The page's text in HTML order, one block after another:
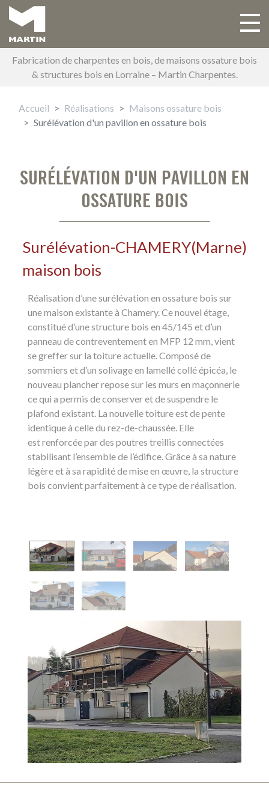
Aller
au
contenu
principal
Main navigation Toggle
Fabrication de charpentes en bois, de maisons ossature bois
& structures bois en Lorraine – Martin Charpentes.
Accueil Réalisations
Maisons ossature bois
Surélévation d'un pavillon en ossature bois
SURÉLÉVATION D'UN PAVILLON EN
OSSATURE BOIS
Surélévation
maison bois
-CHAMERY(Marne)
Réalisation d’une surélévation en ossature bois sur
une maison existante à Chamery. Ce nouvel étage,
constitué d’une structure bois en 45/145 et d’un
panneau de contreventement en MFP 12 mm, vient
se greffer sur la toiture actuelle. Composé de
sommiers et d’un solivage en lamellé collé épicéa, le
nouveau plancher repose sur les murs en maçonnerie
ce qui a permis de conserver et de suspendre le
plafond existant. La nouvelle toiture est de pente
identique à celle du rez-de-chaussée. Elle
est renforcée par des poutres treillis connectées
stabilisant l’ensemble de l’édifice. Grâce à sa nature
légère et à sa rapidité de mise en œuvre, la structure
bois convient parfaitement à ce type de réalisation.